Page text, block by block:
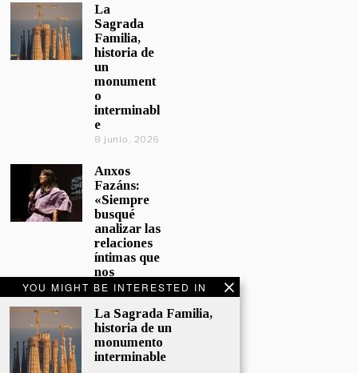
YOU MIGHT BE INTERESTED IN
La Sagrada Familia,
historia de un
monumento
interminable
La
Sagrada
Familia,
historia de
un
monument
o
interminabl
e
8 junio, 2026
Anxos
Fazáns:
«Siempre
busqué
analizar las
relaciones
íntimas que
nos
afectan»
El hijo de la
cómica, el
homenaje